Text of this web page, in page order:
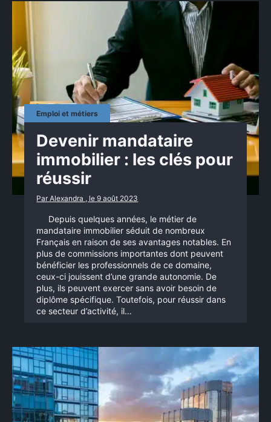
Emploi et métiers
Devenir mandataire
immobilier : les clés pour
réussir
Par Alexandra , le 9 août 2023
Depuis quelques années, le métier de
mandataire immobilier séduit de nombreux
Français en raison de ses avantages notables. En
plus de commissions importantes dont peuvent
bénéficier les professionnels de ce domaine,
ceux-ci jouissent d’une grande autonomie. De
plus, ils peuvent exercer sans avoir besoin de
diplôme spécifique. Toutefois, pour réussir dans
ce secteur d’activité, il…
×